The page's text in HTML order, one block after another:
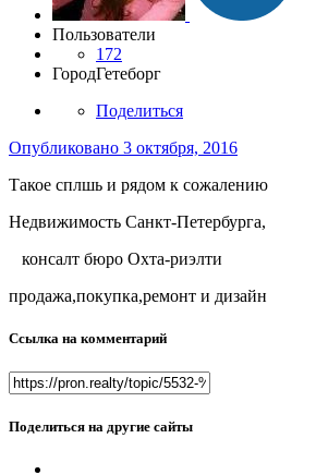
Пользователи
172
ГородГетеборг
Поделиться
Опубликовано 3 октября, 2016
Такое сплшь и рядом к сожалению
Недвижимость Санкт-Петербурга,
консалт бюро Охта-риэлти
продажа,покупка,ремонт и дизайн
Ссылка на комментарий
Поделиться на другие сайты